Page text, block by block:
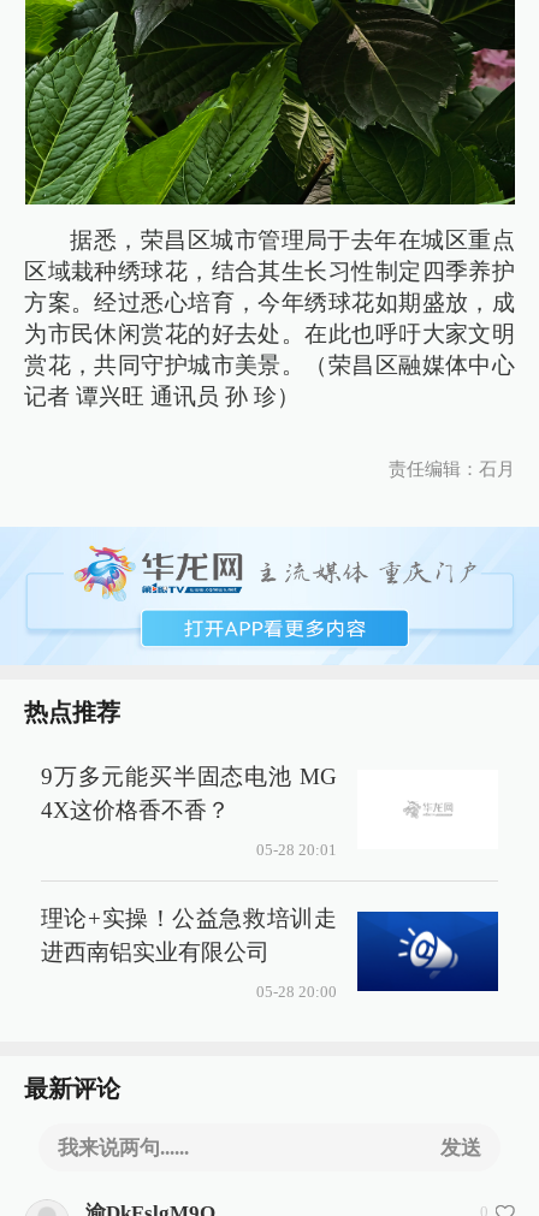
据悉，荣昌区城市管理局于去年在城区重点
区域栽种绣球花，结合其生长习性制定四季养护
方案。经过悉心培育，今年绣球花如期盛放，成
为市民休闲赏花的好去处。在此也呼吁大家文明
赏花，共同守护城市美景。（荣昌区融媒体中心
记者 谭兴旺 通讯员 孙 珍）
责任编辑：石月
热点推荐
9万多元能买半固态电池 MG
4X这价格香不香？
05-28 20:01
理论+实操！公益急救培训走
进西南铝实业有限公司
05-28 20:00
最新评论
我来说两句...... 发送
0